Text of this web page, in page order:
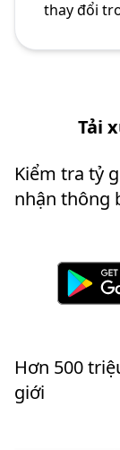
thay đổi
Tải
Kiểm tra tỷ
nhận thông
Hơn 500
giới